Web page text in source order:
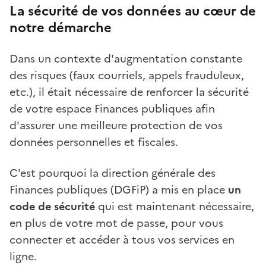
La sécurité de vos données au cœur de
notre démarche
Dans un contexte d'augmentation constante
des risques (faux courriels, appels frauduleux,
etc.), il était nécessaire de renforcer la sécurité
de votre espace Finances publiques afin
d'assurer une meilleure protection de vos
données personnelles et fiscales.
C'est pourquoi la direction générale des
Finances publiques (DGFiP) a mis en place un
code de sécurité qui est maintenant nécessaire,
en plus de votre mot de passe, pour vous
connecter et accéder à tous vos services en
ligne.